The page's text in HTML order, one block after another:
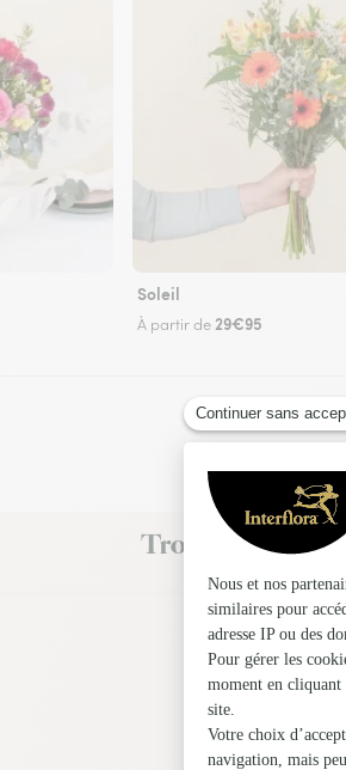
Soleil
À partir de 29€95
Trouvez un